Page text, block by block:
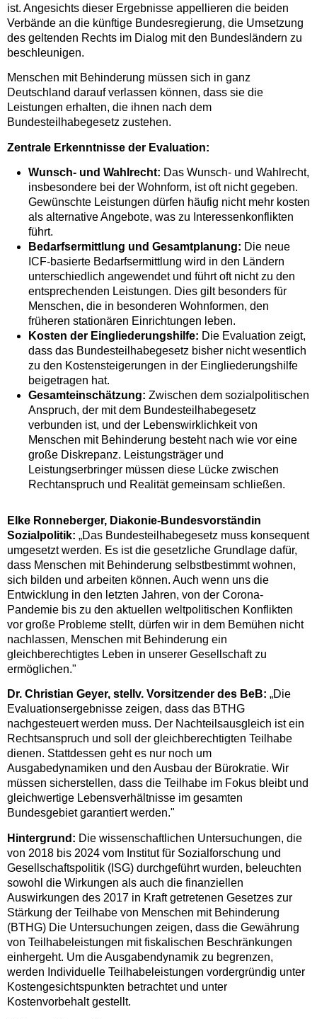
ist. Angesichts dieser Ergebnisse appellieren die beiden
Verbände an die künftige Bundesregierung, die Umsetzung
des geltenden Rechts im Dialog mit den Bundesländern zu
beschleunigen.
Menschen mit Behinderung müssen sich in ganz
Deutschland darauf verlassen können, dass sie die
Leistungen erhalten, die ihnen nach dem
Bundesteilhabegesetz zustehen.
Zentrale Erkenntnisse der Evaluation:
Wunsch- und Wahlrecht: Das Wunsch- und Wahlrecht,
insbesondere bei der Wohnform, ist oft nicht gegeben.
Gewünschte Leistungen dürfen häufig nicht mehr kosten
als alternative Angebote, was zu Interessenkonflikten
führt.
Bedarfsermittlung und Gesamtplanung: Die neue
ICF-basierte Bedarfsermittlung wird in den Ländern
unterschiedlich angewendet und führt oft nicht zu den
entsprechenden Leistungen. Dies gilt besonders für
Menschen, die in besonderen Wohnformen, den
früheren stationären Einrichtungen leben.
Kosten der Eingliederungshilfe: Die Evaluation zeigt,
dass das Bundesteilhabegesetz bisher nicht wesentlich
zu den Kostensteigerungen in der Eingliederungshilfe
beigetragen hat.
Gesamteinschätzung: Zwischen dem sozialpolitischen
Anspruch, der mit dem Bundesteilhabegesetz
verbunden ist, und der Lebenswirklichkeit von
Menschen mit Behinderung besteht nach wie vor eine
große Diskrepanz. Leistungsträger und
Leistungserbringer müssen diese Lücke zwischen
Rechtanspruch und Realität gemeinsam schließen.
Elke Ronneberger, Diakonie-Bundesvorständin
Sozialpolitik: „Das Bundesteilhabegesetz muss konsequent
umgesetzt werden. Es ist die gesetzliche Grundlage dafür,
dass Menschen mit Behinderung selbstbestimmt wohnen,
sich bilden und arbeiten können. Auch wenn uns die
Entwicklung in den letzten Jahren, von der Corona-
Pandemie bis zu den aktuellen weltpolitischen Konflikten
vor große Probleme stellt, dürfen wir in dem Bemühen nicht
nachlassen, Menschen mit Behinderung ein
gleichberechtigtes Leben in unserer Gesellschaft zu
ermöglichen."
Dr. Christian Geyer, stellv. Vorsitzender des BeB: „Die
Evaluationsergebnisse zeigen, dass das BTHG
nachgesteuert werden muss. Der Nachteilsausgleich ist ein
Rechtsanspruch und soll der gleichberechtigten Teilhabe
dienen. Stattdessen geht es nur noch um
Ausgabedynamiken und den Ausbau der Bürokratie. Wir
müssen sicherstellen, dass die Teilhabe im Fokus bleibt und
gleichwertige Lebensverhältnisse im gesamten
Bundesgebiet garantiert werden."
Hintergrund: Die wissenschaftlichen Untersuchungen, die
von 2018 bis 2024 vom Institut für Sozialforschung und
Gesellschaftspolitik (ISG) durchgeführt wurden, beleuchten
sowohl die Wirkungen als auch die finanziellen
Auswirkungen des 2017 in Kraft getretenen Gesetzes zur
Stärkung der Teilhabe von Menschen mit Behinderung
(BTHG) Die Untersuchungen zeigen, dass die Gewährung
von Teilhabeleistungen mit fiskalischen Beschränkungen
einhergeht. Um die Ausgabendynamik zu begrenzen,
werden Individuelle Teilhabeleistungen vordergründig unter
Kostengesichtspunkten betrachtet und unter
Kostenvorbehalt gestellt.